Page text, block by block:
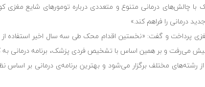
چالش‌های درمانی متنوع و متعددی درباره‌ تومورهای شایع مغزی
درمانی را فراهم کند.»
مغزی پرداخت و گفت: «نخستین اقدام محک طی سه سال اخیر استفاده
می‌رفت و بر همین اساس با تشخیص فردی پزشک، برنامه درمانی
مختلف برگزار می‌شود و بهترین برنامه‌ی درمانی بر اساس